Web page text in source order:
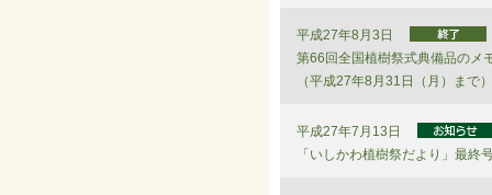
平成27年8月3日
第66回全国植樹祭式典備品のメ
（平成27年8月31日（月）まで）
平成27年7月13日
「いしかわ植樹祭だより」最終